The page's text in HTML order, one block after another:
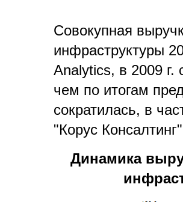
Совокупная
инфраструктуры
Analytics, в 2009
чем по итогам
сократилась, в
"Корус
Динамика